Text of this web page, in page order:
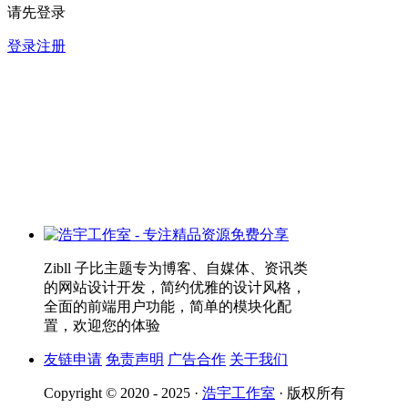
请先登录
登录注册
Zibll 子比主题专为博客、自媒体、资讯类
的网站设计开发，简约优雅的设计风格，
全面的前端用户功能，简单的模块化配
置，欢迎您的体验
友链申请 免责声明 广告合作 关于我们
Copyright © 2020 - 2025 · 浩宇工作室 · 版权所有